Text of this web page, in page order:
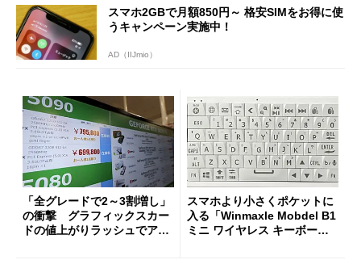
スマホ2GBで月額850円～ 格安SIMをお得に使
うキャンペーン実施中！
AD（IIJmio）
「全グレードで2～3割増し」
の衝撃 グラフィックスカー
ドの値上がりラッシュでアキ
スマホより小さくポケットに
入る「Winmaxle Mobdel B1
ミニ ワイヤレス キーボー